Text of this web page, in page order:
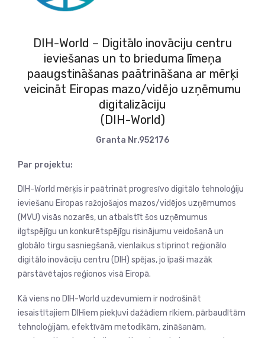
DIH-World – Digitālo inovāciju centru
ieviešanas un to brieduma līmeņa
paaugstināšanas paātrināšana ar mērķi
veicināt Eiropas mazo/vidējo uzņēmumu
digitalizāciju
(DIH-World)
Granta Nr.952176
Par projektu:
DIH-World mērķis ir paātrināt progresīvo digitālo tehnoloģiju
ieviešanu Eiropas ražojošajos mazos/vidējos uzņēmumos
(MVU) visās nozarēs, un atbalstīt šos uzņēmumus
ilgtspējīgu un konkurētspējīgu risinājumu veidošanā un
globālo tirgu sasniegšanā, vienlaikus stiprinot reģionālo
digitālo inovāciju centru (DIH) spējas, jo īpaši mazāk
pārstāvētajos reģionos visā Eiropā.
Kā viens no DIH-World uzdevumiem ir nodrošināt
iesaistītajiem DIHiem piekļuvi dažādiem rīkiem, pārbaudītām
tehnoloģijām, efektīvām metodikām, zināšanām,